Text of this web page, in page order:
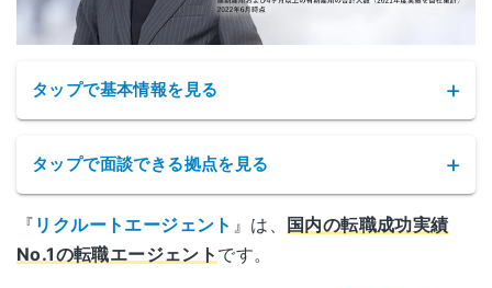
タップで基本情報を見る
タップで面談できる拠点を見る
リクルートエージェントの拠点
『 リクルートエージェント 』は、
国内の転職成功実績
No.1の転職エージェント です。